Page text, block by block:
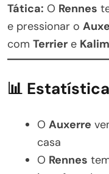
Tática: O Rennes
e pressionar o
com Terrier e
📊
O Auxerre
casa
O Rennes